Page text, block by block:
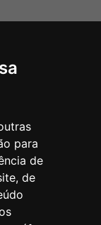
para
de
de